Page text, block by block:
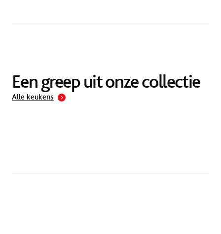
Een greep uit onze collectie
Alle keukens